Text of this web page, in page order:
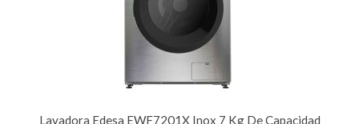
Lavadora Edesa EWF7201X Inox 7 Kg De Capacidad